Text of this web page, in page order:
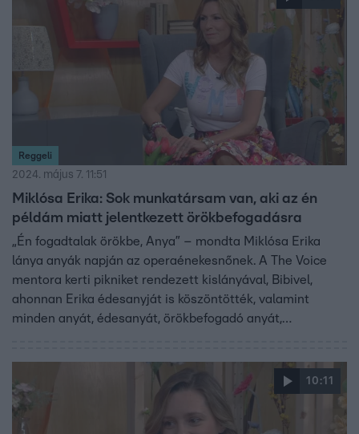
Reggeli
2024. május 7. 11:51
Miklósa Erika: Sok munkatársam van, aki az én
példám miatt jelentkezett örökbefogadásra
„Én fogadtalak örökbe, Anya” – mondta Miklósa Erika
lánya anyák napján az operaénekesnőnek. A The Voice
mentora kerti pikniket rendezett kislányával, Bibivel,
ahonnan Erika édesanyját is köszöntötték, valamint
minden anyát, édesanyát, örökbefogadó anyát,
miért tabu a mai világban az örökbefogadás.
10:11